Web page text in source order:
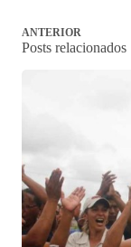
ANTERIOR
Posts relacionados